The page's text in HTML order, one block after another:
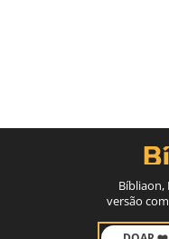
Bíbliaon,
versão